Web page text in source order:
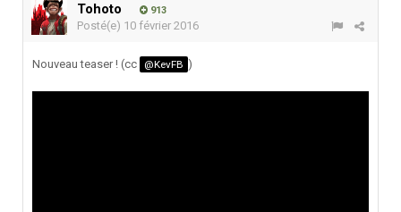
Tohoto 913
Posté(e) 10 février 2016
Nouveau teaser ! (cc @KevFB )